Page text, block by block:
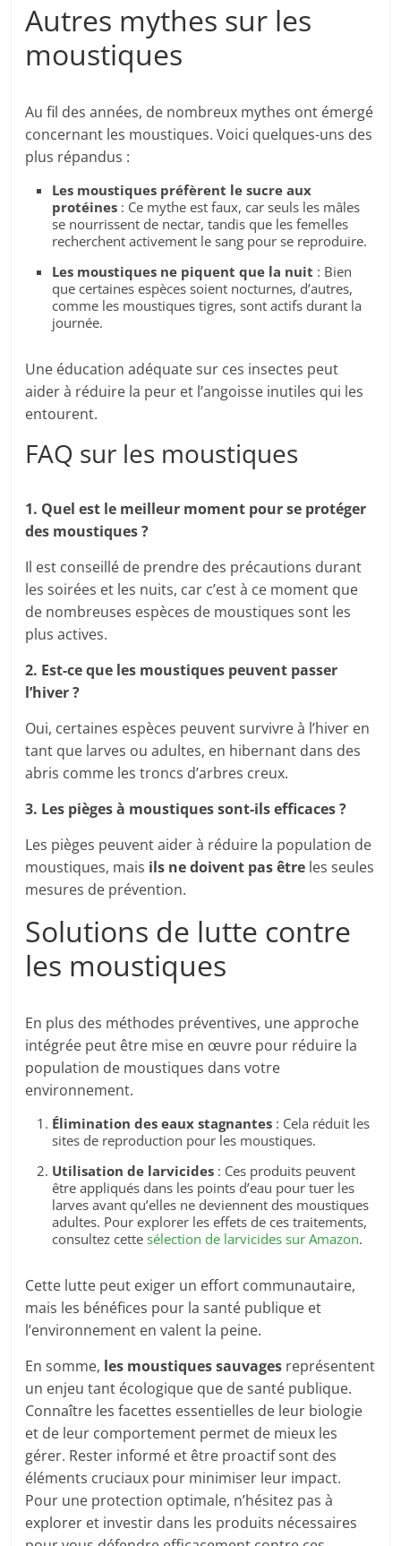
Autres mythes sur les
moustiques
Au fil des années, de nombreux mythes ont émergé
concernant les moustiques. Voici quelques-uns des
plus répandus :
Les moustiques préfèrent le sucre aux
protéines : Ce mythe est faux, car seuls les mâles
se nourrissent de nectar, tandis que les femelles
recherchent activement le sang pour se reproduire.
Les moustiques ne piquent que la nuit : Bien
que certaines espèces soient nocturnes, d’autres,
comme les moustiques tigres, sont actifs durant la
journée.
Une éducation adéquate sur ces insectes peut
aider à réduire la peur et l’angoisse inutiles qui les
entourent.
FAQ sur les moustiques
1. Quel est le meilleur moment pour se protéger
des moustiques ?
Il est conseillé de prendre des précautions durant
les soirées et les nuits, car c’est à ce moment que
de nombreuses espèces de moustiques sont les
plus actives.
2. Est-ce que les moustiques peuvent passer
l’hiver ?
Oui, certaines espèces peuvent survivre à l’hiver en
tant que larves ou adultes, en hibernant dans des
abris comme les troncs d’arbres creux.
3. Les pièges à moustiques sont-ils efficaces ?
Les pièges peuvent aider à réduire la population de
moustiques, mais ils ne doivent pas être les seules
mesures de prévention.
Solutions de lutte contre
les moustiques
En plus des méthodes préventives, une approche
intégrée peut être mise en œuvre pour réduire la
population de moustiques dans votre
environnement.
Élimination des eaux stagnantes : Cela réduit les
sites de reproduction pour les moustiques.
Utilisation de larvicides : Ces produits peuvent
être appliqués dans les points d’eau pour tuer les
larves avant qu’elles ne deviennent des moustiques
adultes. Pour explorer les effets de ces traitements,
consultez cettesélection de larvicides sur Amazon.
Cette lutte peut exiger un effort communautaire,
mais les bénéfices pour la santé publique et
l’environnement en valent la peine.
En somme, les moustiques sauvages représentent
un enjeu tant écologique que de santé publique.
Connaître les facettes essentielles de leur biologie
et de leur comportement permet de mieux les
gérer. Rester informé et être proactif sont des
éléments cruciaux pour minimiser leur impact.
Pour une protection optimale, n’hésitez pas à
explorer et investir dans les produits nécessaires